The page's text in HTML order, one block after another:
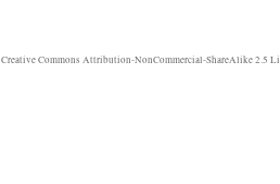
Creative Commons Attribution-NonCommercial-ShareAlike 2.5